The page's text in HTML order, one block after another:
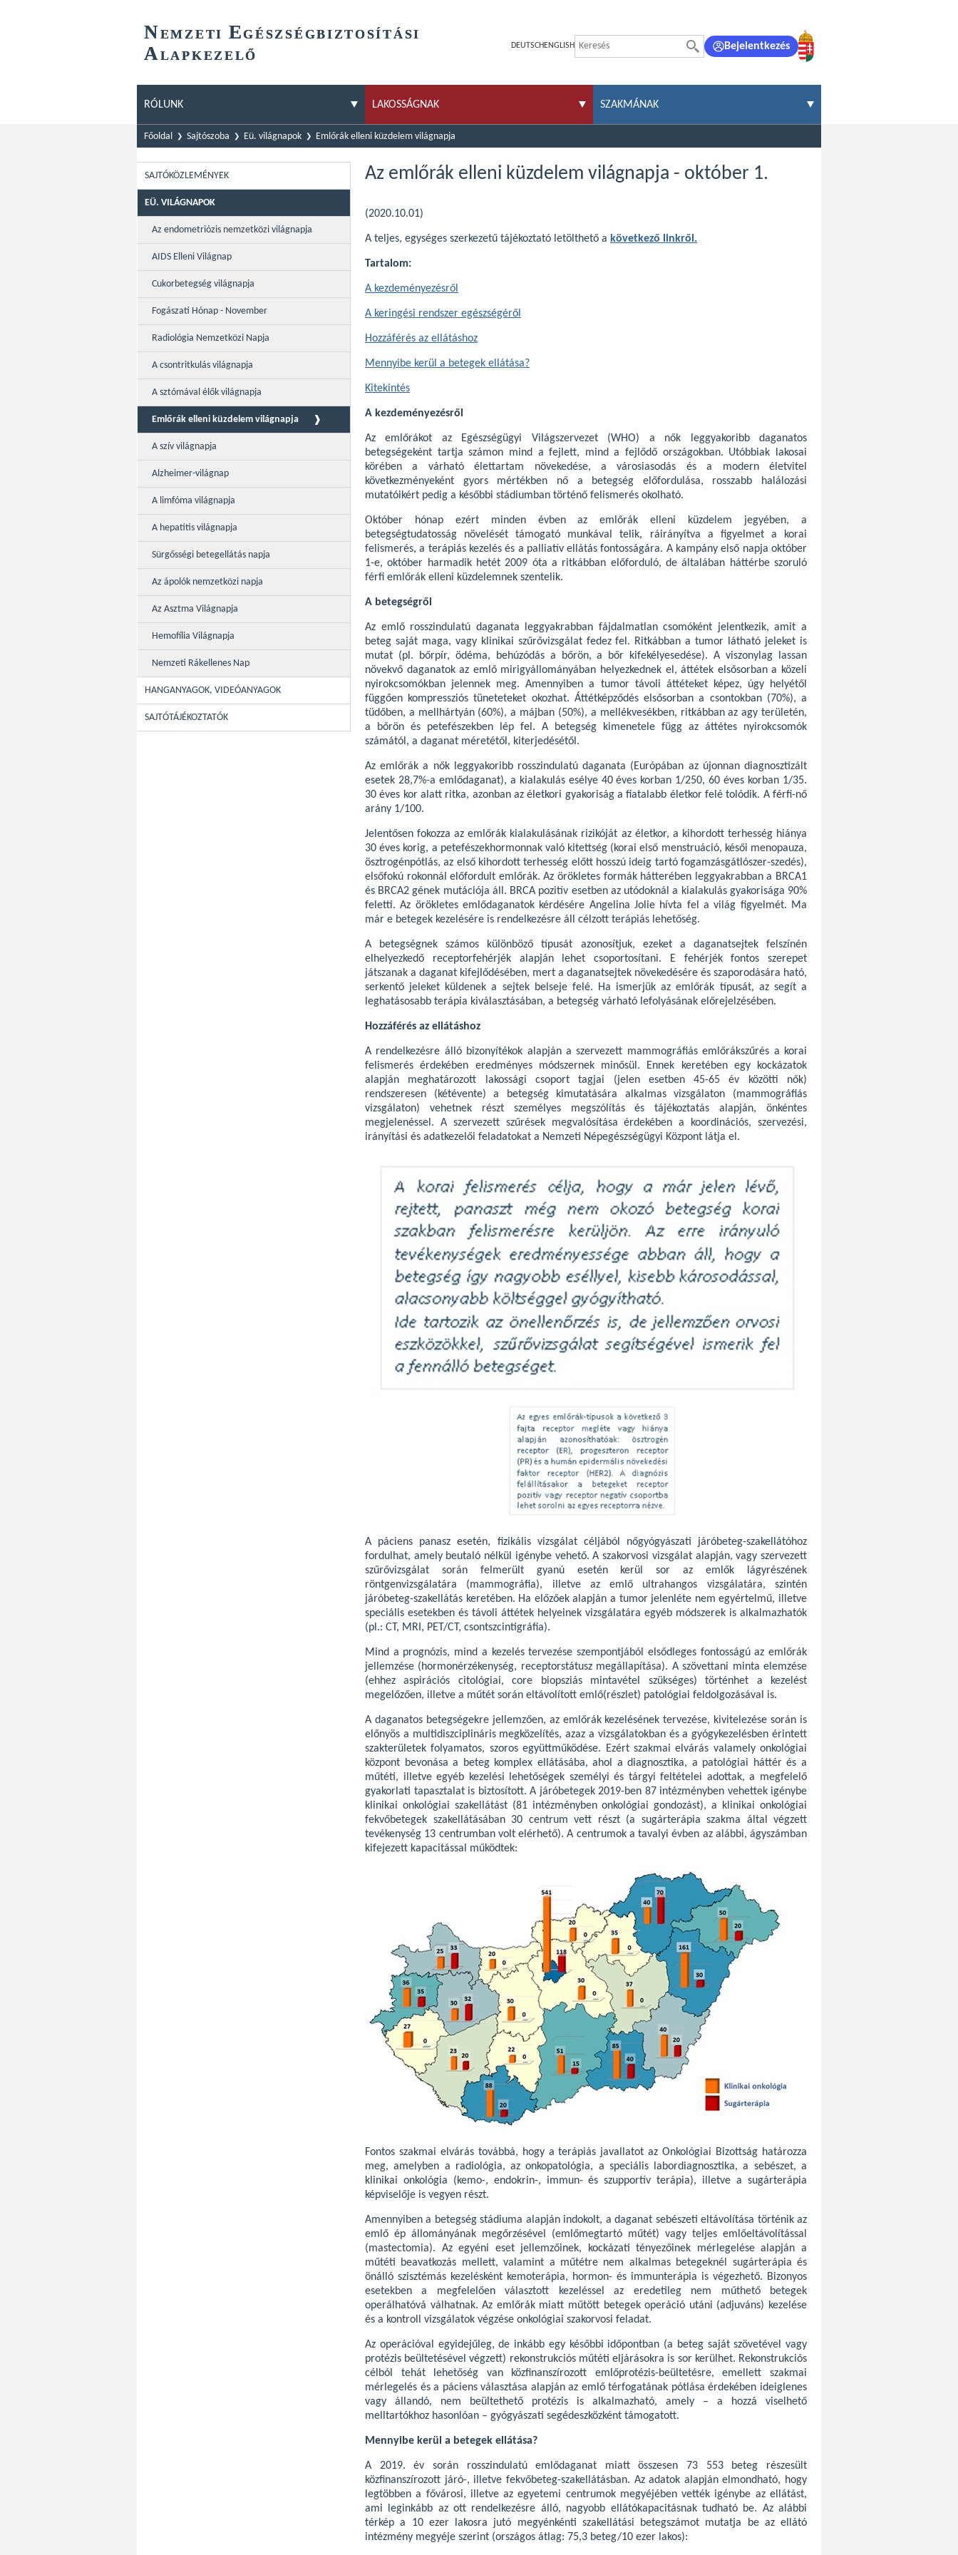
NEMZETI EGÉSZSÉGBIZTOSÍTÁSI
ALAPKEZELŐ
DEUTSCH ENGLISH Bejelentkezés
RÓLUNK LAKOSSÁGNAK SZAKMÁNAK
Főoldal Sajtószoba Eü. világnapok Emlőrák elleni küzdelem világnapja
SAJTÓKÖZLEMÉNYEK
EÜ. VILÁGNAPOK
Az endometriózis nemzetközi világnapja
AIDS Elleni Világnap
Cukorbetegség világnapja
Fogászati Hónap - November
Radiológia Nemzetközi Napja
A csontritkulás világnapja
A sztómával élők világnapja
Emlőrák elleni küzdelem világnapja
A szív világnapja
Alzheimer-világnap
A limfóma világnapja
A hepatitis világnapja
Sürgősségi betegellátás napja
Az ápolók nemzetközi napja
Az Asztma Világnapja
Hemofília Világnapja
Nemzeti Rákellenes Nap
HANGANYAGOK, VIDEÓANYAGOK
SAJTÓTÁJÉKOZTATÓK
Az emlőrák elleni küzdelem világnapja - október 1.
(2020.10.01)
A teljes, egységes szerkezetű tájékoztató letölthető a következő linkről.
Tartalom:
A kezdeményezésről
A keringési rendszer egészségéről
Hozzáférés az ellátáshoz
Mennyibe kerül a betegek ellátása?
Kitekintés
A kezdeményezésről
Az emlőrákot az Egészségügyi Világszervezet (WHO) a nők leggyakoribb daganatos
betegségeként tartja számon mind a fejlett, mind a fejlődő országokban. Utóbbiak lakosai
körében a várható élettartam növekedése, a városiasodás és a modern életvitel
következményeként gyors mértékben nő a betegség előfordulása, rosszabb halálozási
mutatóikért pedig a későbbi stádiumban történő felismerés okolható.
Október hónap ezért minden évben az emlőrák elleni küzdelem jegyében, a
betegségtudatosság növelését támogató munkával telik, ráirányítva a figyelmet a korai
felismerés, a terápiás kezelés és a palliatív ellátás fontosságára. A kampány első napja október
1-e, október harmadik hetét 2009 óta a ritkábban előforduló, de általában háttérbe szoruló
férfi emlőrák elleni küzdelemnek szentelik.
A betegségről
Az emlő rosszindulatú daganata leggyakrabban fájdalmatlan csomóként jelentkezik, amit a
beteg saját maga, vagy klinikai szűrővizsgálat fedez fel. Ritkábban a tumor látható jeleket is
mutat (pl. bőrpír, ödéma, behúzódás a bőrön, a bőr kifekélyesedése). A viszonylag lassan
növekvő daganatok az emlő mirigyállományában helyezkednek el, áttétek elsősorban a közeli
nyirokcsomókban jelennek meg. Amennyiben a tumor távoli áttéteket képez, úgy helyétől
függően kompressziós tüneteteket okozhat. Áttétképződés elsősorban a csontokban (70%), a
tüdőben, a mellhártyán (60%), a májban (50%), a mellékvesékben, ritkábban az agy területén,
a bőrön és petefészekben lép fel. A betegség kimenetele függ az áttétes nyirokcsomók
számától, a daganat méretétől, kiterjedésétől.
Az emlőrák a nők leggyakoribb rosszindulatú daganata (Európában az újonnan diagnosztizált
esetek 28,7%-a emlődaganat), a kialakulás esélye 40 éves korban 1/250, 60 éves korban 1/35.
30 éves kor alatt ritka, azonban az életkori gyakoriság a fiatalabb életkor felé tolódik. A férfi-nő
arány 1/100.
Jelentősen fokozza az emlőrák kialakulásának rizikóját az életkor, a kihordott terhesség hiánya
30 éves korig, a petefészekhormonnak való kitettség (korai első menstruáció, késői menopauza,
ösztrogénpótlás, az első kihordott terhesség előtt hosszú ideig tartó fogamzásgátlószer-szedés),
elsőfokú rokonnál előfordult emlőrák. Az örökletes formák hátterében leggyakrabban a BRCA1
és BRCA2 gének mutációja áll. BRCA pozitív esetben az utódoknál a kialakulás gyakorisága 90%
feletti. Az örökletes emlődaganatok kérdésére Angelina Jolie hívta fel a világ figyelmét. Ma
már e betegek kezelésére is rendelkezésre áll célzott terápiás lehetőség.
A betegségnek számos különböző típusát azonosítjuk, ezeket a daganatsejtek felszínén
elhelyezkedő receptorfehérjék alapján lehet csoportosítani. E fehérjék fontos szerepet
játszanak a daganat kifejlődésében, mert a daganatsejtek növekedésére és szaporodására ható,
serkentő jeleket küldenek a sejtek belseje felé. Ha ismerjük az emlőrák típusát, az segít a
leghatásosabb terápia kiválasztásában, a betegség várható lefolyásának előrejelzésében.
Hozzáférés az ellátáshoz
A rendelkezésre álló bizonyítékok alapján a szervezett mammográfiás emlőrákszűrés a korai
felismerés érdekében eredményes módszernek minősül. Ennek keretében egy kockázatok
alapján meghatározott lakossági csoport tagjai (jelen esetben 45-65 év közötti nők)
rendszeresen (kétévente) a betegség kimutatására alkalmas vizsgálaton (mammográfiás
vizsgálaton) vehetnek részt személyes megszólítás és tájékoztatás alapján, önkéntes
megjelenéssel. A szervezett szűrések megvalósítása érdekében a koordinációs, szervezési,
irányítási és adatkezelői feladatokat a Nemzeti Népegészségügyi Központ látja el.
A páciens panasz esetén, fizikális vizsgálat céljából nőgyógyászati járóbeteg-szakellátóhoz
fordulhat, amely beutaló nélkül igénybe vehető. A szakorvosi vizsgálat alapján, vagy szervezett
szűrővizsgálat során felmerült gyanú esetén kerül sor az emlők lágyrészének
röntgenvizsgálatára (mammográfia), illetve az emlő ultrahangos vizsgálatára, szintén
járóbeteg-szakellátás keretében. Ha előzőek alapján a tumor jelenléte nem egyértelmű, illetve
speciális esetekben és távoli áttétek helyeinek vizsgálatára egyéb módszerek is alkalmazhatók
(pl.: CT, MRI, PET/CT, csontszcintigráfia).
Mind a prognózis, mind a kezelés tervezése szempontjából elsődleges fontosságú az emlőrák
jellemzése (hormonérzékenység, receptorstátusz megállapítása). A szövettani minta elemzése
(ehhez aspirációs citológiai, core biopsziás mintavétel szükséges) történhet a kezelést
megelőzően, illetve a műtét során eltávolított emlő(részlet) patológiai feldolgozásával is.
A daganatos betegségekre jellemzően, az emlőrák kezelésének tervezése, kivitelezése során is
előnyös a multidiszciplináris megközelítés, azaz a vizsgálatokban és a gyógykezelésben érintett
szakterületek folyamatos, szoros együttműködése. Ezért szakmai elvárás valamely onkológiai
központ bevonása a beteg komplex ellátásába, ahol a diagnosztika, a patológiai háttér és a
műtéti, illetve egyéb kezelési lehetőségek személyi és tárgyi feltételei adottak, a megfelelő
gyakorlati tapasztalat is biztosított. A járóbetegek 2019-ben 87 intézményben vehettek igénybe
klinikai onkológiai szakellátást (81 intézményben onkológiai gondozást), a klinikai onkológiai
fekvőbetegek szakellátásában 30 centrum vett részt (a sugárterápia szakma által végzett
tevékenység 13 centrumban volt elérhető). A centrumok a tavalyi évben az alábbi, ágyszámban
kifejezett kapacitással működtek:
Fontos szakmai elvárás továbbá, hogy a terápiás javallatot az Onkológiai Bizottság határozza
meg, amelyben a radiológia, az onkopatológia, a speciális labordiagnosztika, a sebészet, a
klinikai onkológia (kemo-, endokrin-, immun- és szupportív terápia), illetve a sugárterápia
képviselője is vegyen részt.
Amennyiben a betegség stádiuma alapján indokolt, a daganat sebészeti eltávolítása történik az
emlő ép állományának megőrzésével (emlőmegtartó műtét) vagy teljes emlőeltávolítással
(mastectomia). Az egyéni eset jellemzőinek, kockázati tényezőinek mérlegelése alapján a
műtéti beavatkozás mellett, valamint a műtétre nem alkalmas betegeknél sugárterápia és
önálló szisztémás kezelésként kemoterápia, hormon- és immunterápia is végezhető. Bizonyos
esetekben a megfelelően választott kezeléssel az eredetileg nem műthető betegek
operálhatóvá válhatnak. Az emlőrák miatt műtött betegek operáció utáni (adjuváns) kezelése
és a kontroll vizsgálatok végzése onkológiai szakorvosi feladat.
Az operációval egyidejűleg, de inkább egy későbbi időpontban (a beteg saját szövetével vagy
protézis beültetésével végzett) rekonstrukciós műtéti eljárásokra is sor kerülhet. Rekonstrukciós
célból tehát lehetőség van közfinanszírozott emlőprotézis-beültetésre, emellett szakmai
mérlegelés és a páciens választása alapján az emlő térfogatának pótlása érdekében ideiglenes
vagy állandó, nem beültethető protézis is alkalmazható, amely – a hozzá viselhető
melltartókhoz hasonlóan – gyógyászati segédeszközként támogatott.
Mennyibe kerül a betegek ellátása?
A 2019. év során rosszindulatú emlődaganat miatt összesen 73 553 beteg részesült
közfinanszírozott járó-, illetve fekvőbeteg-szakellátásban. Az adatok alapján elmondható, hogy
legtöbben a fővárosi, illetve az egyetemi centrumok megyéjében vették igénybe az ellátást,
ami leginkább az ott rendelkezésre álló, nagyobb ellátókapacitásnak tudható be. Az alábbi
térkép a 10 ezer lakosra jutó megyénkénti szakellátási betegszámot mutatja be az ellátó
intézmény megyéje szerint (országos átlag: 75,3 beteg/10 ezer lakos):